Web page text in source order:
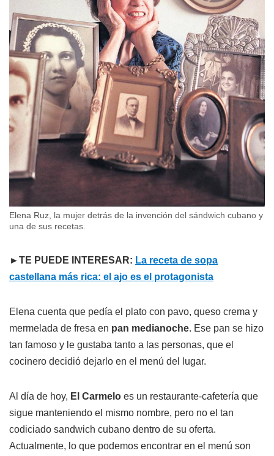
Elena Ruz, la mujer detrás de la invención del sándwich cubano y
una de sus recetas.
►TE PUEDE INTERESAR: La receta de sopa
castellana más rica: el ajo es el protagonista
Elena cuenta que pedía el plato con pavo, queso crema y
mermelada de fresa en pan medianoche. Ese pan se hizo
tan famoso y le gustaba tanto a las personas, que el
cocinero decidió dejarlo en el menú del lugar.
Al día de hoy, El Carmelo es un restaurante-cafetería que
sigue manteniendo el mismo nombre, pero no el tan
codiciado sandwich cubano dentro de su oferta.
Actualmente, lo que podemos encontrar en el menú son